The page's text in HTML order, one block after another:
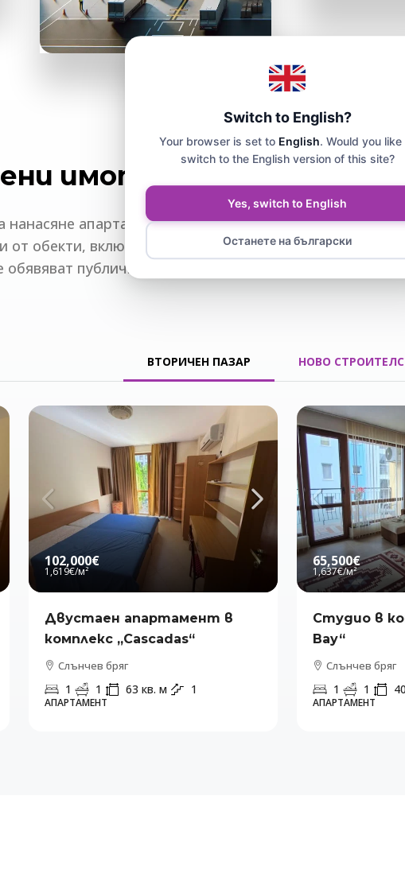
самолетни билети
НАМЕРЕТЕ САМОЛЕТЕН БИЛЕТ
eSIM
ВЗЕМЕТЕ ESIM
имоти за продажба
нанасяне апартаменти, къщи и вили. Разполагаме
обекти, включително и предложения, които не
обявяват публично.
ВТОРИЧЕН ПАЗАР НОВО
102,000€
1,619€/м²
Двустаен апартамент в
комплекс „Cascadas“
Слънчев бряг
1 1 63 кв. м 1
АПАРТАМЕНТ
65,500€
1,637€/м²
Студио в
Bay“
Слънчев бряг
1 1 40
АПАРТАМЕНТ
Switch to English?
Your browser is set to English. Would you like
switch to the English version of this site?
Yes, switch to English
Останете на български